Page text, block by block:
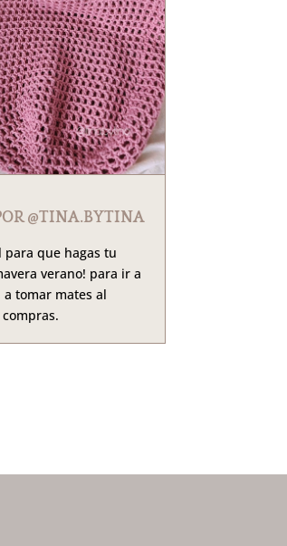
@TINA.BYTINA
para que hagas tu
verano! para ir a
tomar mates al